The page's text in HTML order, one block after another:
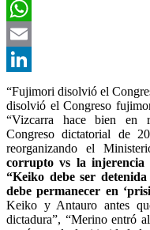
Twitter
WhatsApp
Email
LinkedIn
“Fujimori disolvió el
disolvió el Congreso
“Vizcarra hace bien en
Congreso dictatorial de
reorganizando el
corrupto vs la injerencia
“Keiko debe ser
debe permanecer en
Keiko y Antauro antes
dictadura”, “Merino entró